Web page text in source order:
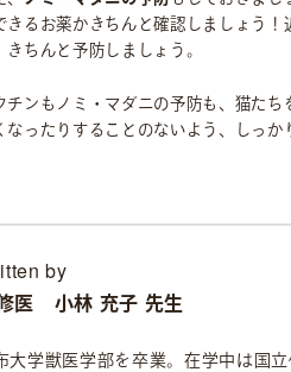
きるお薬かきちんと確認しましょう
きちんと予防しましょう。
チンもノミ・マダニの予防も、猫た
なったりすることのないよう、しっか
by
医 小林 充子 先生
大学獣医学部を卒業。在学中は国